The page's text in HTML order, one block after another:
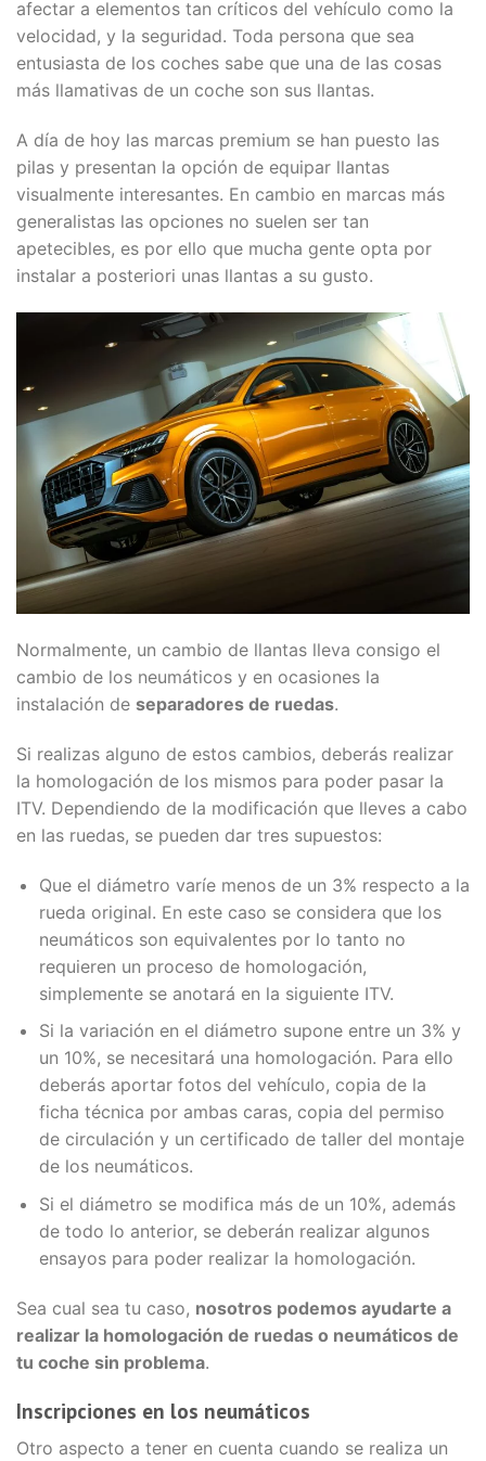
afectar a elementos tan críticos del vehículo como la
velocidad, y la seguridad. Toda persona que sea
entusiasta de los coches sabe que una de las cosas
más llamativas de un coche son sus llantas.
A día de hoy las marcas premium se han puesto las
pilas y presentan la opción de equipar llantas
visualmente interesantes. En cambio en marcas más
generalistas las opciones no suelen ser tan
apetecibles, es por ello que mucha gente opta por
instalar a posteriori unas llantas a su gusto.
Normalmente, un cambio de llantas lleva consigo el
cambio de los neumáticos y en ocasiones la
instalación de separadores de ruedas.
Si realizas alguno de estos cambios, deberás realizar
la homologación de los mismos para poder pasar la
ITV. Dependiendo de la modificación que lleves a cabo
en las ruedas, se pueden dar tres supuestos:
Que el diámetro varíe menos de un 3% respecto a la
rueda original. En este caso se considera que los
neumáticos son equivalentes por lo tanto no
requieren un proceso de homologación,
simplemente se anotará en la siguiente ITV.
Si la variación en el diámetro supone entre un 3% y
un 10%, se necesitará una homologación. Para ello
deberás aportar fotos del vehículo, copia de la
ficha técnica por ambas caras, copia del permiso
de circulación y un certificado de taller del montaje
de los neumáticos.
Si el diámetro se modifica más de un 10%, además
de todo lo anterior, se deberán realizar algunos
ensayos para poder realizar la homologación.
Sea cual sea tu caso, nosotros podemos ayudarte a
realizar la homologación de ruedas o neumáticos de
tu coche sin problema.
Inscripciones en los neumáticos
Otro aspecto a tener en cuenta cuando se realiza un